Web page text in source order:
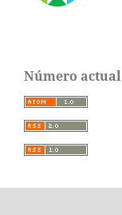
Número actual